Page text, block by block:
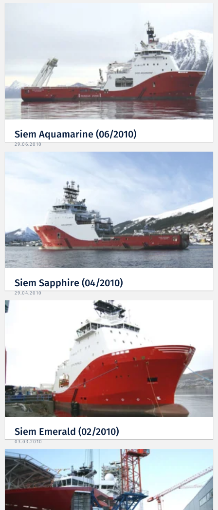
Siem Aquamarine (06/2010)
29.06.2010
Siem Sapphire (04/2010)
29.04.2010
Siem Emerald (02/2010)
03.03.2010